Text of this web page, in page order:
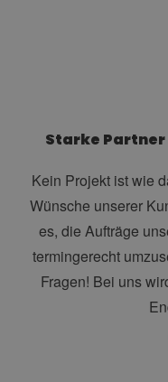
Starke
Kein Projekt ist wie
Wünsche unserer
es, die Aufträge
termingerecht
Fragen! Bei uns